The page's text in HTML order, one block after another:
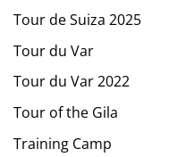
Tour de Suiza 2025
Tour du Var
Tour du Var 2022
Tour of the Gila
Training Camp